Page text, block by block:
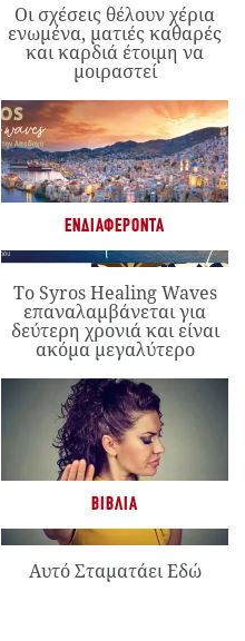
Οι σχέσεις θέλουν χέρια
ενωμένα, ματιές καθαρές
και καρδιά έτοιμη να
μοιραστεί
ΕΝΔΙΑΦΈΡΟΝΤΑ
Το Syros Healing Waves
επαναλαμβάνεται για
δεύτερη χρονιά και είναι
ακόμα μεγαλύτερο
ΒΙΒΛΊΑ
Αυτό Σταματάει Εδώ